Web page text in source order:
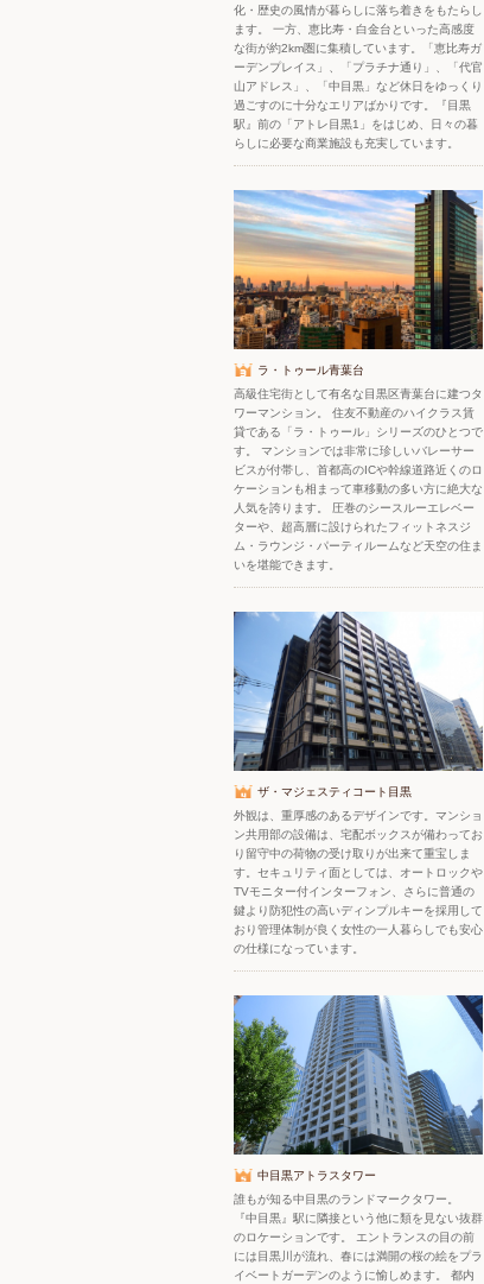
化・歴史の風情が暮らしに落ち着きをもたらし
ます。 一方、恵比寿・白金台といった高感度
な街が約2km圏に集積しています。「恵比寿ガ
ーデンプレイス」、「プラチナ通り」、「代官
山アドレス」、「中目黒」など休日をゆっくり
過ごすのに十分なエリアばかりです。『目黒
駅』前の「アトレ目黒1」をはじめ、日々の暮
らしに必要な商業施設も充実しています。
ラ・トゥール青葉台
高級住宅街として有名な目黒区青葉台に建つタ
ワーマンション。 住友不動産のハイクラス賃
貸である「ラ・トゥール」シリーズのひとつで
す。 マンションでは非常に珍しいバレーサー
ビスが付帯し、首都高のICや幹線道路近くのロ
ケーションも相まって車移動の多い方に絶大な
人気を誇ります。 圧巻のシースルーエレベー
ターや、超高層に設けられたフィットネスジ
ム・ラウンジ・パーティルームなど天空の住ま
いを堪能できます。
ザ・マジェスティコート目黒
外観は、重厚感のあるデザインです。マンショ
ン共用部の設備は、宅配ボックスが備わってお
り留守中の荷物の受け取りが出来て重宝しま
す。セキュリティ面としては、オートロックや
TVモニター付インターフォン、さらに普通の
鍵より防犯性の高いディンプルキーを採用して
おり管理体制が良く女性の一人暮らしでも安心
の仕様になっています。
中目黒アトラスタワー
誰もが知る中目黒のランドマークタワー。
『中目黒』駅に隣接という他に類を見ない抜群
のロケーションです。 エントランスの目の前
には目黒川が流れ、春には満開の桜の絵をプラ
イベートガーデンのように愉しめます。 都内